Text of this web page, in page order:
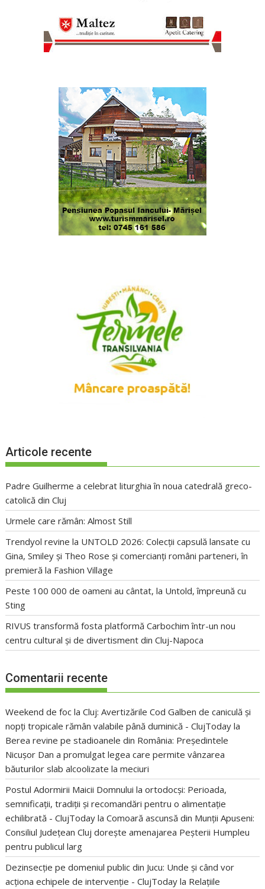
Articole recente
Padre Guilherme a celebrat liturghia în noua catedrală greco-
catolică din Cluj
Urmele care rămân: Almost Still
Trendyol revine la UNTOLD 2026: Colecții capsulă lansate cu
Gina, Smiley și Theo Rose și comercianți români parteneri, în
premieră la Fashion Village
Peste 100 000 de oameni au cântat, la Untold, împreună cu
Sting
RIVUS transformă fosta platformă Carbochim într-un nou
centru cultural și de divertisment din Cluj-Napoca
Comentarii recente
Weekend de foc la Cluj: Avertizările Cod Galben de caniculă și
nopți tropicale rămân valabile până duminică - ClujToday la
Berea revine pe stadioanele din România: Președintele
Nicușor Dan a promulgat legea care permite vânzarea
băuturilor slab alcoolizate la meciuri
Postul Adormirii Maicii Domnului la ortodocși: Perioada,
semnificații, tradiții și recomandări pentru o alimentație
echilibrată - ClujToday laComoară ascunsă din Munții Apuseni:
Consiliul Județean Cluj dorește amenajarea Peșterii Humpleu
pentru publicul larg
Dezinsecție pe domeniul public din Jucu: Unde și când vor
acționa echipele de intervenție - ClujToday la Relațiile